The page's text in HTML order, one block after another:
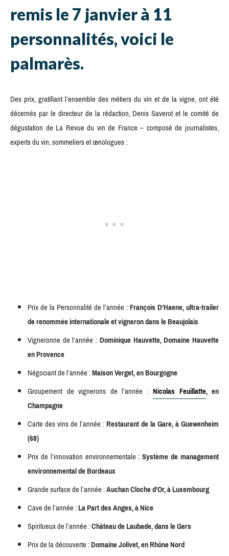
remis le 7 janvier à 11
personnalités, voici le
palmarès.
Des prix, gratifiant l’ensemble des métiers du vin et de la vigne, ont été
décernés par le directeur de la rédaction, Denis Saverot et le comité de
dégustation de La Revue du vin de France – composé de journalistes,
experts du vin, sommeliers et œnologues :
Prix de la Personnalité de l’année :Francois D’Haene, ultra-trailer
de renommée internationale et vigneron dans le Beaujolais
Vigneronne de l’année :Dominique Hauvette, Domaine Hauvette
en Provence
Négociant de l’année :Maison Verget, en Bourgogne
Groupement de vignerons de l’année : Nicolas Feuillatte, en
Champagne
Carte des vins de l’année :Restaurant de la Gare, à Guewenheim
(68)
Prix de l’innovation environnementale :Système de management
environnemental de Bordeaux
Grande surface de l’année :Auchan Cloche d’Or, à Luxembourg
Cave de l’année :La Part des Anges, à Nice
Spiritueux de l’année :Château de Laubade, dans le Gers
Prix de la découverte :Domaine Jolivet, en Rhône Nord